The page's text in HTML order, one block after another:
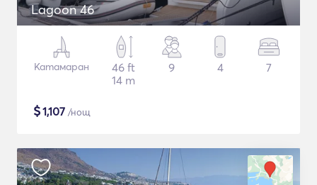
Lagoon 46
Катамаран
46 ft
14 m
9 4 7
$1,107 /нощ